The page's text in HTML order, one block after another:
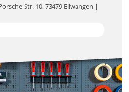
Str. 10, 73479 Ellwangen |